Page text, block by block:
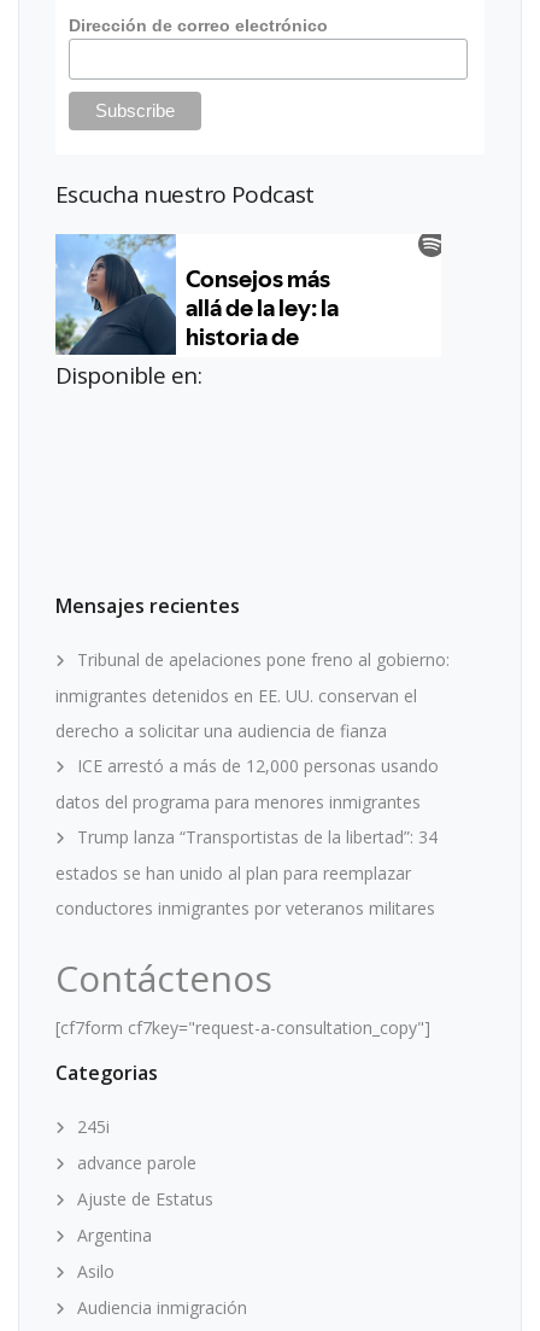
Dirección de correo electrónico
Escucha nuestro Podcast
Disponible en:
Mensajes recientes
Tribunal de apelaciones pone freno al gobierno:
inmigrantes detenidos en EE. UU. conservan el
derecho a solicitar una audiencia de fianza
ICE arrestó a más de 12,000 personas usando
datos del programa para menores inmigrantes
Trump lanza “Transportistas de la libertad”: 34
estados se han unido al plan para reemplazar
conductores inmigrantes por veteranos militares
Contáctenos
[cf7form cf7key="request-a-consultation_copy"]
Categorias
245i
advance parole
Ajuste de Estatus
Argentina
Asilo
Audiencia inmigración